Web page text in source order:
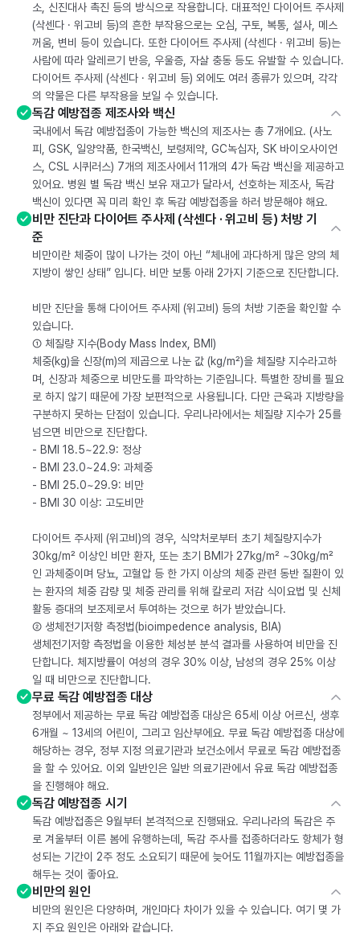
소, 신진대사 촉진 등의 방식으로 작용합니다. 대표적인 다이어트 주사제
(삭센다 · 위고비 등)의 흔한 부작용으로는 오심, 구토, 복통, 설사, 메스
꺼움, 변비 등이 있습니다. 또한 다이어트 주사제 (삭센다 · 위고비 등)는
사람에 따라 알레르기 반응, 우울증, 자살 충동 등도 유발할 수 있습니다.
다이어트 주사제 (삭센다 · 위고비 등) 외에도 여러 종류가 있으며, 각각
의 약물은 다른 부작용을 보일 수 있습니다.
독감 예방접종 제조사와 백신
국내에서 독감 예방접종이 가능한 백신의 제조사는 총 7개에요. (사노
피, GSK, 일양약품, 한국백신, 보령제약, GC녹십자, SK 바이오사이언
스, CSL 시퀴러스) 7개의 제조사에서 11개의 4가 독감 백신을 제공하고
있어요. 병원 별 독감 백신 보유 재고가 달라서, 선호하는 제조사, 독감
백신이 있다면 꼭 미리 확인 후 독감 예방접종을 하러 방문해야 해요.
비만 진단과 다이어트 주사제 (삭센다 · 위고비 등) 처방 기
준
비만이란 체중이 많이 나가는 것이 아닌 “체내에 과다하게 많은 양의 체
지방이 쌓인 상태” 입니다. 비만 보통 아래 2가지 기준으로 진단합니다.
비만 진단을 통해 다이어트 주사제 (위고비) 등의 처방 기준을 확인할 수
있습니다.
① 체질량 지수(Body Mass Index, BMI)
체중(kg)을 신장(m)의 제곱으로 나눈 값 (kg/m²)을 체질량 지수라고하
며, 신장과 체중으로 비만도를 파악하는 기준입니다. 특별한 장비를 필요
로 하지 않기 때문에 가장 보편적으로 사용됩니다. 다만 근육과 지방량을
구분하지 못하는 단점이 있습니다. 우리나라에서는 체질량 지수가 25를
넘으면 비만으로 진단합다.
- BMI 18.5~22.9: 정상
- BMI 23.0~24.9: 과체중
- BMI 25.0~29.9: 비만
- BMI 30 이상: 고도비만
다이어트 주사제 (위고비)의 경우, 식약처로부터 초기 체질량지수가
30kg/m² 이상인 비만 환자, 또는 초기 BMI가 27kg/m² ~30kg/m²
인 과체중이며 당뇨, 고혈압 등 한 가지 이상의 체중 관련 동반 질환이 있
는 환자의 체중 감량 및 체중 관리를 위해 칼로리 저감 식이요법 및 신체
활동 증대의 보조제로서 투여하는 것으로 허가 받았습니다.
② 생체전기저항 측정법(bioimpedence analysis, BIA)
생체전기저항 측정법을 이용한 체성분 분석 결과를 사용하여 비만을 진
단합니다. 체지방률이 여성의 경우 30% 이상, 남성의 경우 25% 이상
일 때 비만으로 진단합니다.
무료 독감 예방접종 대상
정부에서 제공하는 무료 독감 예방접종 대상은 65세 이상 어르신, 생후
6개월 ~ 13세의 어린이, 그리고 임산부에요. 무료 독감 예방접종 대상에
해당하는 경우, 정부 지정 의료기관과 보건소에서 무료로 독감 예방접종
을 할 수 있어요. 이외 일반인은 일반 의료기관에서 유료 독감 예방접종
을 진행해야 해요.
독감 예방접종 시기
독감 예방접종은 9월부터 본격적으로 진행돼요. 우리나라의 독감은 주
로 겨울부터 이른 봄에 유행하는데, 독감 주사를 접종하더라도 항체가 형
성되는 기간이 2주 정도 소요되기 때문에 늦어도 11월까지는 예방접종을
해두는 것이 좋아요.
비만의 원인
비만의 원인은 다양하며, 개인마다 차이가 있을 수 있습니다. 여기 몇 가
지 주요 원인은 아래와 같습니다.